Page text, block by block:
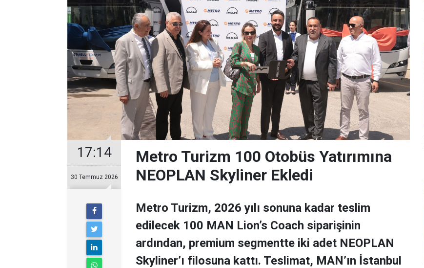
17:14
30 Temmuz 2026
Metro Turizm 100 Otobüs Yatırımına
NEOPLAN Skyliner Ekledi
Metro Turizm, 2026 yılı sonuna kadar teslim
edilecek 100 MAN Lion’s Coach siparişinin
ardından, premium segmentte iki adet NEOPLAN
Skyliner’ı filosuna kattı. Teslimat, MAN’ın İstanbul